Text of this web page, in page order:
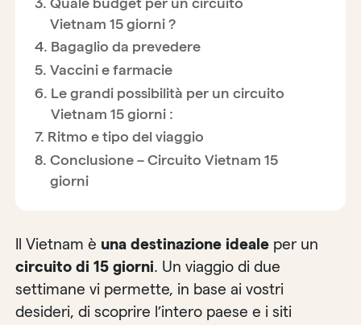
Vietnam 15 giorni ?
Bagaglio da prevedere
Vaccini e farmacie
Le grandi possibilità per un circuito
Vietnam 15 giorni :
Ritmo e tipo del viaggio
Conclusione – Circuito Vietnam 15
giorni
Il Vietnam è una destinazione ideale per un
circuito di 15 giorni. Un viaggio di due
settimane vi permette, in base ai vostri
desideri, di scoprire l’intero paese e i siti